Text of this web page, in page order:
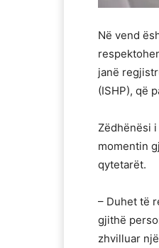
Në vend
janë
(ISHP), që
Zëdhënësi
momentin
qytetarët.
– Duhet të
gjithë
zhvilluar